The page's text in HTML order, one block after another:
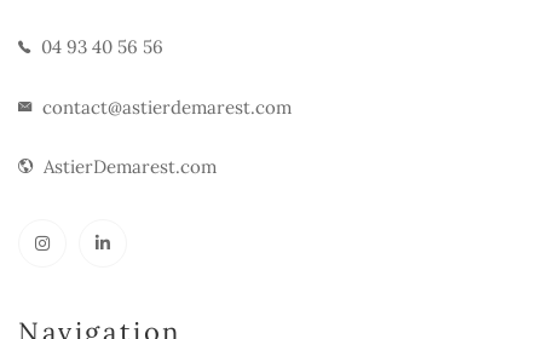
04 93 40 56 56
contact@astierdemarest.com
AstierDemarest.com
Navigation